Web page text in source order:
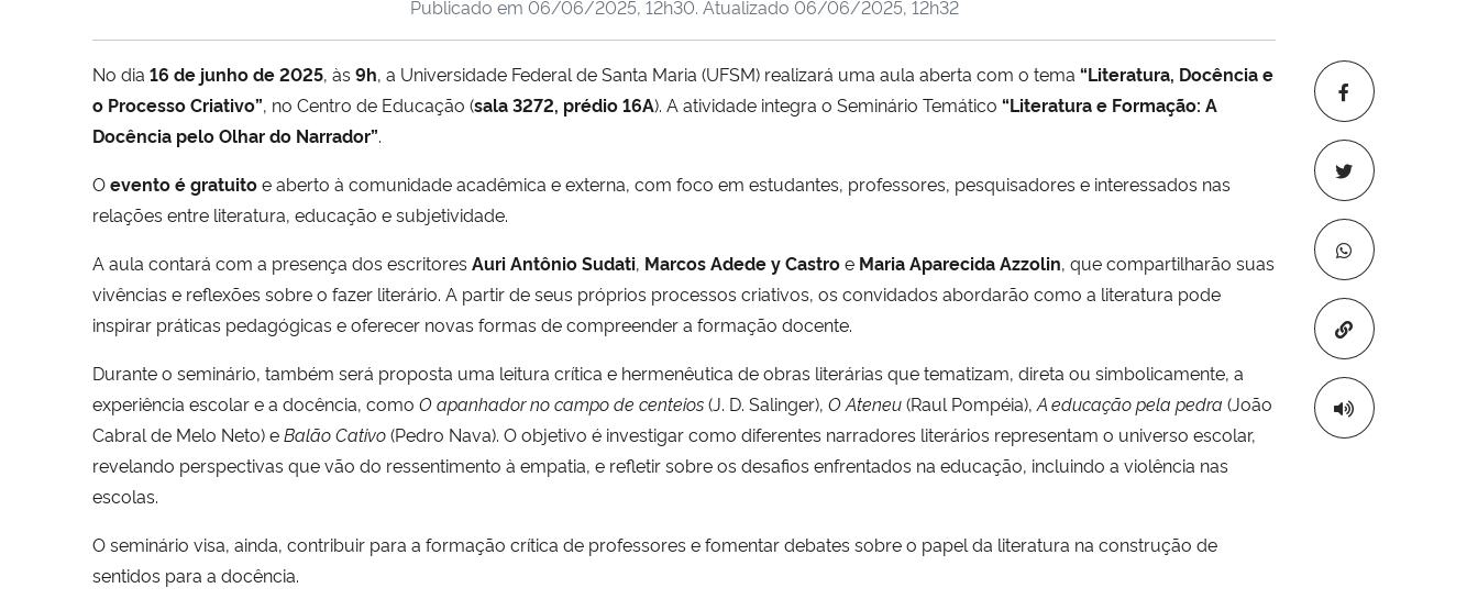
Copiar para
Publicado em 06/06/2025, 12h30. Atualizado 06/06/2025, 12h32
No dia 16 de junho de 2025, às 9h, a Universidade Federal de Santa Maria (UFSM) realizará uma aula aberta com o tema “Literatura, Docência e
o Processo Criativo”, no Centro de Educação (sala 3272, prédio 16A). A atividade integra o Seminário Temático “Literatura e Formação: A
Docência pelo Olhar do Narrador”.
Oevento é gratuitoe aberto à comunidade acadêmica e externa, com foco em estudantes, professores, pesquisadores e interessados nas
relações entre literatura, educação e subjetividade.
A aula contará com a presença dos escritores Auri Antônio Sudati, Marcos Adede y Castroe Maria Aparecida Azzolin, que compartilharão suas
vivências e reflexões sobre o fazer literário. A partir de seus próprios processos criativos, os convidados abordarão como a literatura pode
inspirar práticas pedagógicas e oferecer novas formas de compreender a formação docente.
Durante o seminário, também será proposta uma leitura crítica e hermenêutica de obras literárias que tematizam, direta ou simbolicamente, a
experiência escolar e a docência, como O apanhador no campo de centeios(J. D. Salinger), O Ateneu(Raul Pompéia), A educação pela pedra (João
Cabral de Melo Neto) eBalão Cativo(Pedro Nava). O objetivo é investigar como diferentes narradores literários representam o universo escolar,
revelando perspectivas que vão do ressentimento à empatia, e refletir sobre os desafios enfrentados na educação, incluindo a violência nas
escolas.
O seminário visa, ainda, contribuir para a formação crítica de professores e fomentar debates sobre o papel da literatura na construção de
sentidos para a docência.